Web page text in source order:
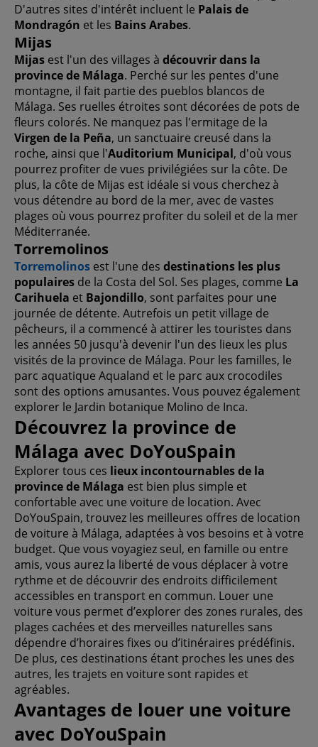
D'autres sites d'intérêt incluent le Palais de
Mondragón et les Bains Arabes.
Mijas
Mijas est l'un des villages à découvrir dans la
province de Málaga. Perché sur les pentes d'une
montagne, il fait partie des pueblos blancos de
Málaga. Ses ruelles étroites sont décorées de pots de
fleurs colorés. Ne manquez pas l'ermitage de la
Virgen de la Peña, un sanctuaire creusé dans la
roche, ainsi que l'Auditorium Municipal, d'où vous
pourrez profiter de vues privilégiées sur la côte. De
plus, la côte de Mijas est idéale si vous cherchez à
vous détendre au bord de la mer, avec de vastes
plages où vous pourrez profiter du soleil et de la mer
Méditerranée.
Torremolinos
Torremolinos est l'une des destinations les plus
populaires de la Costa del Sol. Ses plages, comme La
Carihuela et Bajondillo, sont parfaites pour une
journée de détente. Autrefois un petit village de
pêcheurs, il a commencé à attirer les touristes dans
les années 50 jusqu'à devenir l'un des lieux les plus
visités de la province de Málaga. Pour les familles, le
parc aquatique Aqualand et le parc aux crocodiles
sont des options amusantes. Vous pouvez également
explorer le Jardin botanique Molino de Inca.
Découvrez la province de
Málaga avec DoYouSpain
Explorer tous ces lieux incontournables de la
province de Málaga est bien plus simple et
confortable avec une voiture de location. Avec
DoYouSpain, trouvez les meilleures offres de location
de voiture à Málaga, adaptées à vos besoins et à votre
budget. Que vous voyagiez seul, en famille ou entre
amis, vous aurez la liberté de vous déplacer à votre
rythme et de découvrir des endroits difficilement
accessibles en transport en commun. Louer une
voiture vous permet d’explorer des zones rurales, des
plages cachées et des merveilles naturelles sans
dépendre d’horaires fixes ou d’itinéraires prédéfinis.
De plus, ces destinations étant proches les unes des
autres, les trajets en voiture sont rapides et
agréables.
Avantages de louer une voiture
avec DoYouSpain